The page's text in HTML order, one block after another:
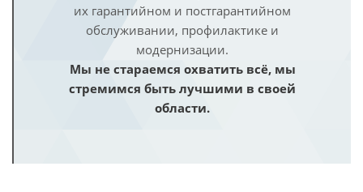
их гарантийном и постгарантийном
обслуживании, профилактике и
модернизации.
Мы не стараемся охватить всё, мы
стремимся быть лучшими в своей
области.